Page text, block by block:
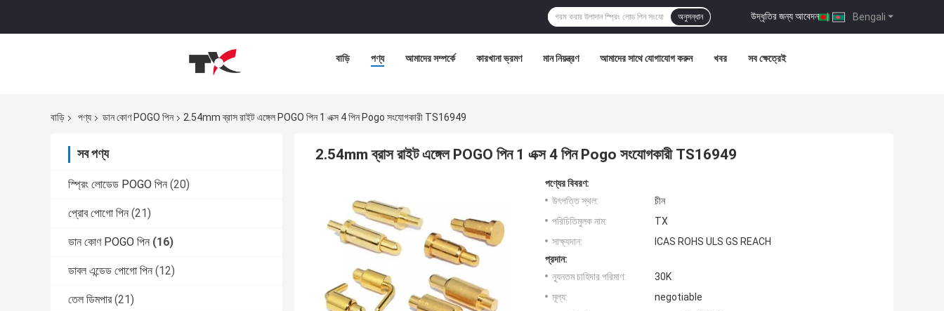
Bengali
উদ্ধৃতির জন্য আবেদন |
অনুসন্ধান
বাড়ি পণ্য আমাদের সম্পর্কে কারখানা ভ্রমণ মান নিয়ন্ত্রণ আমাদের সাথে যোগাযোগ করুন খবর সব ক্ষেত্রেই
বাড়ি পণ্য ডান কোণ POGO পিন 2.54mm ব্রাস রাইট এঙ্গেল POGO পিন 1 এক্স 4 পিন Pogo সংযোগকারী TS16949
সব পণ্য
স্প্রিং লোডেড POGO পিন (20)
প্রোব পোগো পিন (21)
ডান কোণ POGO পিন (16)
ডাবল এন্ডেড পোগো পিন (12)
তেল ডিমপার (21)
2.54mm ব্রাস রাইট এঙ্গেল POGO পিন 1 এক্স 4 পিন Pogo সংযোগকারী TS16949
পণ্যের বিবরণ:
উৎপত্তি স্থল:
চীন
পরিচিতিমুলক নাম:
TX
সাক্ষ্যদান:
ICAS ROHS ULS GS REACH
প্রদান:
ন্যূনতম চাহিদার পরিমাণ:
30K
মূল্য:
negotiable